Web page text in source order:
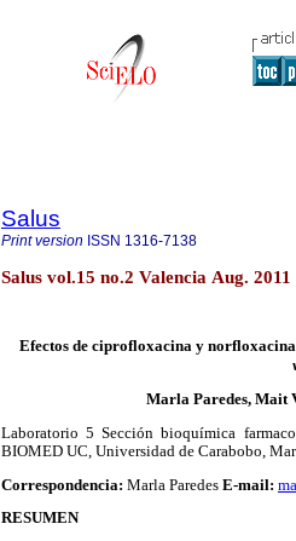
Salus
Print version ISSN 1316-7138
Salus vol.15 no.2 Valencia Aug. 2011
Efectos de ciprofloxacina y
Marla Paredes, Mait
Laboratorio 5 Sección bioquímica
BIOMED UC, Universidad de Carabobo,
Correspondencia: Marla Paredes E-mail:
RESUMEN